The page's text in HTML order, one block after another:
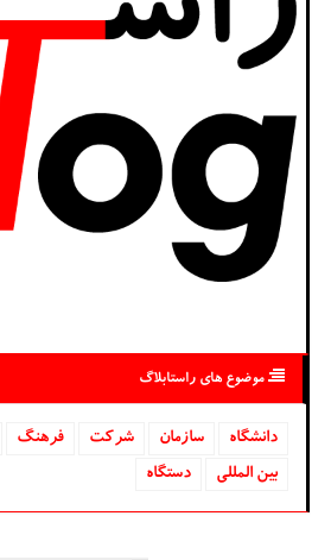
موضوع های راستابلاگ
دانشگاه‌ سازمان شركت فرهنگ
بین المللی
دستگاه